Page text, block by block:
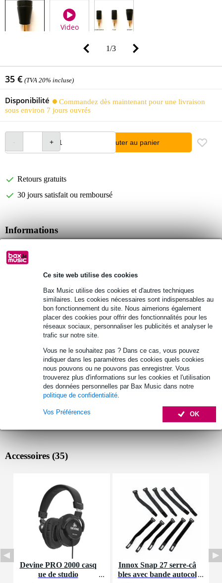
Ce site web utilise des cookies
Bax Music utilise des cookies et d'autres techniques
similaires. Les cookies nécessaires sont indispensables au
bon fonctionnement du site. Nous aimerions également
placer des cookies pour offrir des fonctionnalités pour les
réseaux sociaux, personnaliser les publicités et analyser le
trafic sur notre site.
Vous ne le souhaitez pas ? Dans ce cas, vous pouvez
indiquer dans les paramètres des cookies quels cookies
nous pouvons ou ne pouvons pas enregistrer. Vous
trouverez plus d'informations sur les cookies et l'utilisation
des données personnelles par Bax Music dans notre
politique de confidentialité
OK
Vos Préférences
Video
1/3
35 € (TVA 20% incluse)
Disponibilité
Commandez dès maintenant pour une livraison
sous environ 7 jours ouvrés
Ajouter au panier
Retours gratuits
30 jours satisfait ou remboursé
Informations
convient pour : SOMA The Pipe
connexion : mini-jack
Afficher toutes les caractéristiques du produit
Autres variantes (2)
Accessoires (35)
Devine PRO 2000 casq
ue de studio
Innox Snap 27 serre-câ
bles avec bande autocol